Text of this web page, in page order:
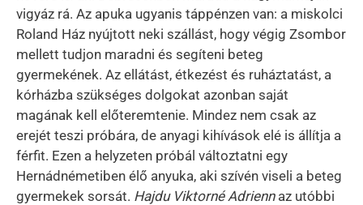
vigyáz rá. Az apuka ugyanis táppénzen van: a miskolci
Roland Ház nyújtott neki szállást, hogy végig Zsombor
mellett tudjon maradni és segíteni beteg
gyermekének. Az ellátást, étkezést és ruháztatást, a
kórházba szükséges dolgokat azonban saját
magának kell előteremtenie. Mindez nem csak az
erejét teszi próbára, de anyagi kihívások elé is állítja a
férfit. Ezen a helyzeten próbál változtatni egy
Hernádnémetiben élő anyuka, aki szívén viseli a beteg
gyermekek sorsát. Hajdu Viktorné Adriennaz utóbbi